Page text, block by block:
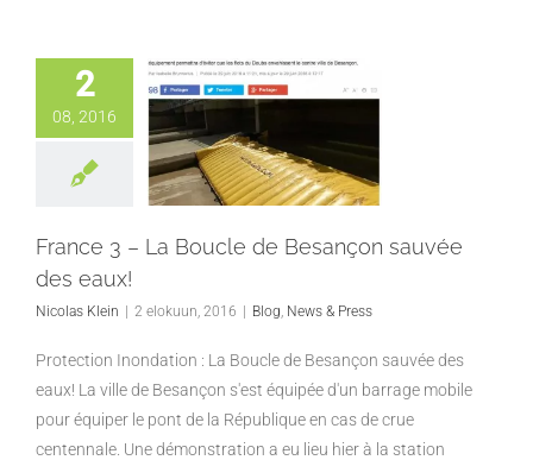
2
08, 2016
Besançon sauvée des
eaux!
France 3 – La Boucle de Besançon sauvée
des eaux!
Nicolas Klein | 2 elokuun, 2016 | Blog News & Press
Protection Inondation : La Boucle de Besançon sauvée des
eaux! La ville de Besançon s'est équipée d'un barrage mobile
pour équiper le pont de la République en cas de crue
centennale. Une démonstration a eu lieu hier à la station